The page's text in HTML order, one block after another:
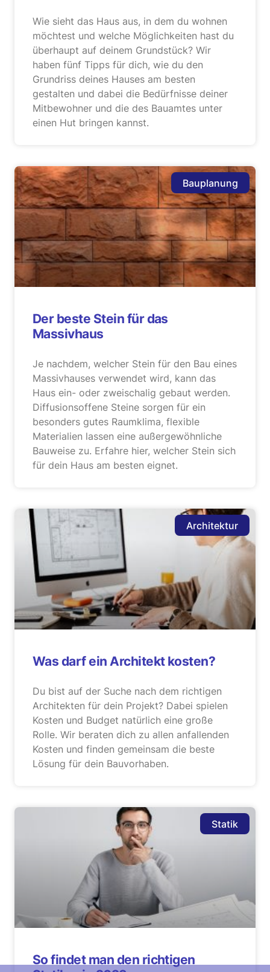
Wie sieht das Haus aus, in dem du wohnen
möchtest und welche Möglichkeiten hast du
überhaupt auf deinem Grundstück? Wir
haben fünf Tipps für dich, wie du den
Grundriss deines Hauses am besten
gestalten und dabei die Bedürfnisse deiner
Mitbewohner und die des Bauamtes unter
einen Hut bringen kannst.
Bauplanung
Der beste Stein für das
Massivhaus
Je nachdem, welcher Stein für den Bau eines
Massivhauses verwendet wird, kann das
Haus ein- oder zweischalig gebaut werden.
Diffusionsoffene Steine sorgen für ein
besonders gutes Raumklima, flexible
Materialien lassen eine außergewöhnliche
Bauweise zu. Erfahre hier, welcher Stein sich
für dein Haus am besten eignet.
Architektur
Was darf ein Architekt kosten?
Du bist auf der Suche nach dem richtigen
Architekten für dein Projekt? Dabei spielen
Kosten und Budget natürlich eine große
Rolle. Wir beraten dich zu allen anfallenden
Kosten und finden gemeinsam die beste
Lösung für dein Bauvorhaben.
Statik
So findet man den richtigen